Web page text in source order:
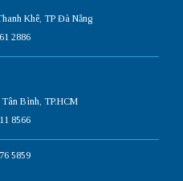
Khê, TP Đà Nẵng
2886
Tân Bình, TP.HCM
8566
5859